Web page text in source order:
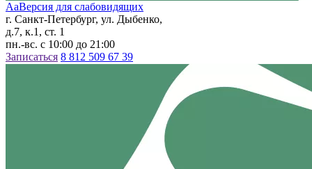
AaВерсия для слабовидящих
г. Санкт-Петербург, ул. Дыбенко,
д.7, к.1, ст. 1
пн.-вс. с 10:00 до 21:00
Записаться 8 812 509 67 39